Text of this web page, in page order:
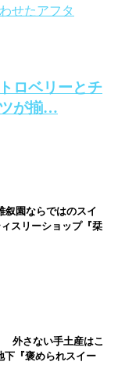
ロベリーとチ
が揃…
叙園ならではのスイ
スリーショップ『栞
外さない手土産はこ
『褒められスイー